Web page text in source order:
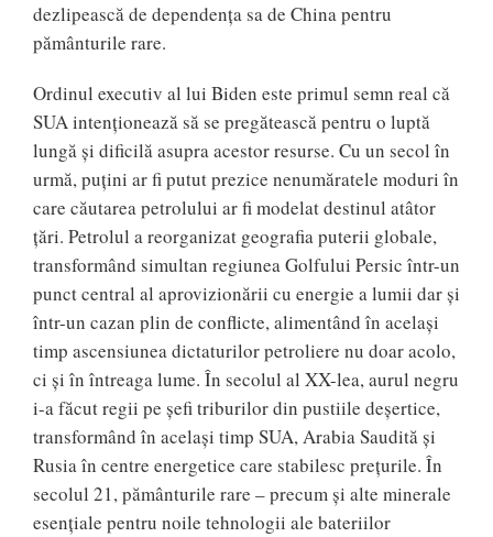
dezlipească de dependenţa sa de China pentru
pământurile rare.
Ordinul executiv al lui Biden este primul semn real că
SUA intenţionează să se pregătească pentru o luptă
lungă şi dificilă asupra acestor resurse. Cu un secol în
urmă, puţini ar fi putut prezice nenumăratele moduri în
care căutarea petrolului ar fi modelat destinul atâtor
ţări. Petrolul a reorganizat geografia puterii globale,
transformând simultan regiunea Golfului Persic într-un
punct central al aprovizionării cu energie a lumii dar şi
într-un cazan plin de conflicte, alimentând în acelaşi
timp ascensiunea dictaturilor petroliere nu doar acolo,
ci şi în întreaga lume. În secolul al XX-lea, aurul negru
i-a făcut regii pe şefi triburilor din pustiile deşertice,
transformând în acelaşi timp SUA, Arabia Saudită şi
Rusia în centre energetice care stabilesc preţurile. În
secolul 21, pământurile rare – precum şi alte minerale
esenţiale pentru noile tehnologii ale bateriilor